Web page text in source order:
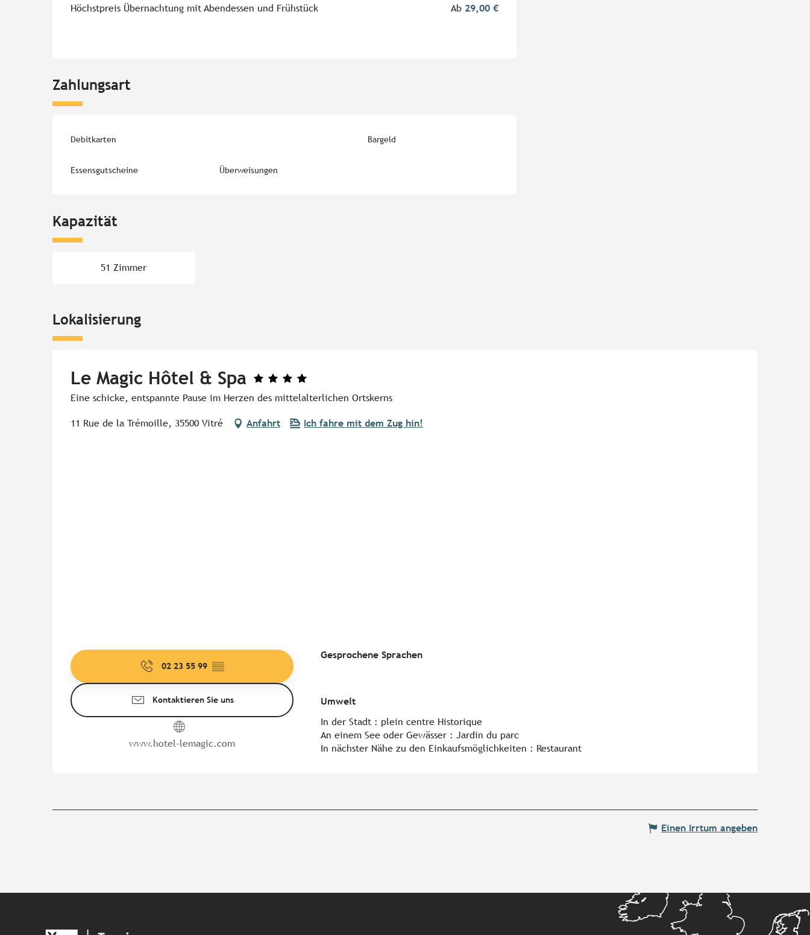
Höchstpreis Übernachtung mit Abendessen und Frühstück Ab 29,00 €
Zahlungsart
Debitkarten Bargeld
Essensgutscheine Überweisungen
Kapazität
51 Zimmer
Lokalisierung
Le Magic Hôtel & Spa
Eine schicke, entspannte Pause im Herzen des mittelalterlichen Ortskerns
11 Rue de la Trémoille, 35500 Vitré Anfahrt Ich fahre mit dem Zug hin!
02 23 55 99 ▒▒
Kontaktieren Sie uns
www.hotel-lemagic.com
Gesprochene Sprachen
Gesprochene Sprachen
Umwelt
Umwelt
In der Stadt : plein centre Historique
An einem See oder Gewässer : Jardin du parc
In nächster Nähe zu den Einkaufsmöglichkeiten : Restaurant
Einen Irrtum angeben